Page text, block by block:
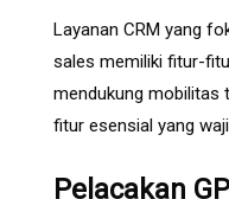
Layanan CRM yang
sales memiliki fitur-
mendukung mobilitas
fitur esensial yang
Pelacakan